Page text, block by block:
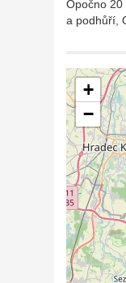
Opočno 20
a podhůří,
+
−